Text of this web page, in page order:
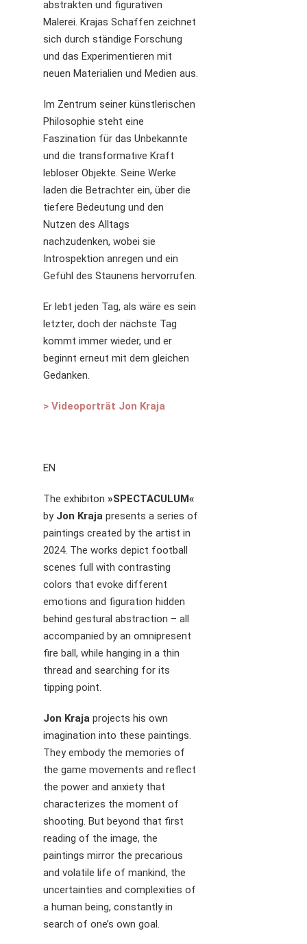
abstrakten und figurativen
Malerei. Krajas Schaffen zeichnet
sich durch ständige Forschung
und das Experimentieren mit
neuen Materialien und Medien aus.
Im Zentrum seiner künstlerischen
Philosophie steht eine
Faszination für das Unbekannte
und die transformative Kraft
lebloser Objekte. Seine Werke
laden die Betrachter ein, über die
tiefere Bedeutung und den
Nutzen des Alltags
nachzudenken, wobei sie
Introspektion anregen und ein
Gefühl des Staunens hervorrufen.
Er lebt jeden Tag, als wäre es sein
letzter, doch der nächste Tag
kommt immer wieder, und er
beginnt erneut mit dem gleichen
Gedanken.
> Videoporträt Jon Kraja
EN
The exhibiton »SPECTACULUM«
by Jon Krajapresents a series of
paintings created by the artist in
2024. The works depict football
scenes full with contrasting
colors that evoke different
emotions and figuration hidden
behind gestural abstraction – all
accompanied by an omnipresent
fire ball, while hanging in a thin
thread and searching for its
tipping point.
Jon Krajaprojects his own
imagination into these paintings.
They embody the memories of
the game movements and reflect
the power and anxiety that
characterizes the moment of
shooting. But beyond that first
reading of the image, the
paintings mirror the precarious
and volatile life of mankind, the
uncertainties and complexities of
a human being, constantly in
search of one’s own goal.